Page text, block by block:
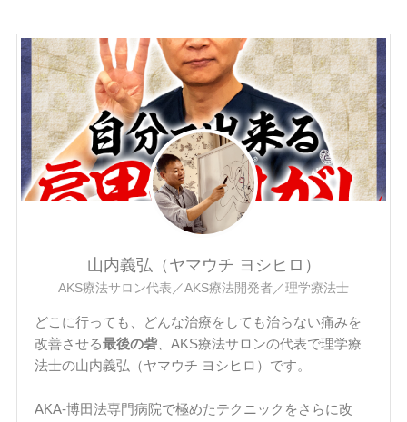
山内義弘（ヤマウチ ヨシヒロ）
AKS療法サロン代表／AKS療法開発者／理学療法士
どこに行っても、どんな治療をしても治らない痛みを
改善させる最後の砦、AKS療法サロンの代表で理学療
法士の山内義弘（ヤマウチ ヨシヒロ）です。
AKA-博田法専門病院で極めたテクニックをさらに改